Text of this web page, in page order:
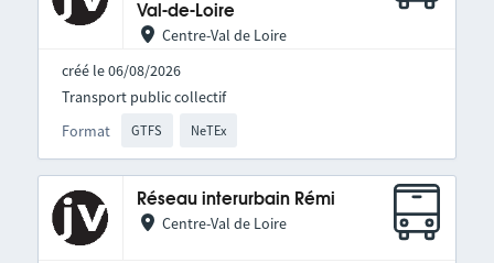
Val-de-Loire
Centre-Val de Loire
créé le 06/08/2026
Format GTFS NeTEx
Transport public collectif
Réseau interurbain Rémi
Centre-Val de Loire